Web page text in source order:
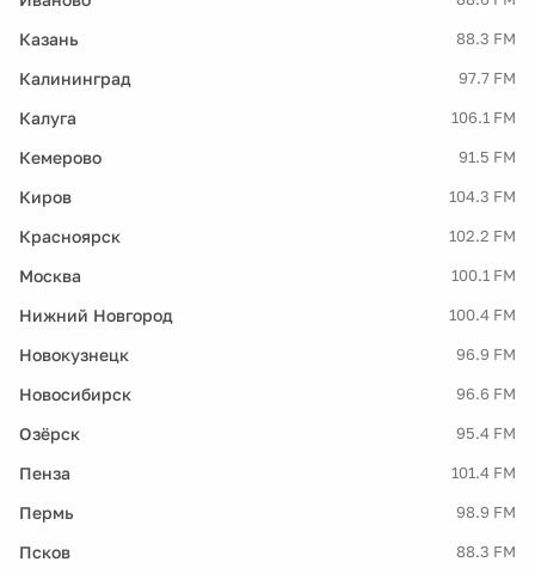
Казань 88.3 FM
Калининград 97.7 FM
Калуга 106.1 FM
Кемерово 91.5 FM
Киров 104.3 FM
Красноярск 102.2 FM
Москва 100.1 FM
Нижний Новгород 100.4 FM
Новокузнецк 96.9 FM
Новосибирск 96.6 FM
Озёрск 95.4 FM
Пенза 101.4 FM
Пермь 98.9 FM
Псков 88.3 FM